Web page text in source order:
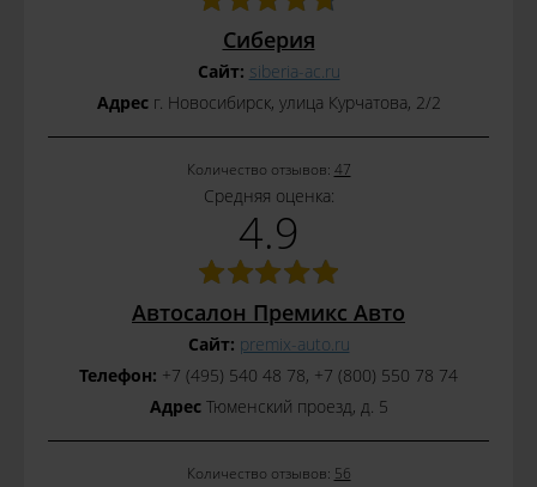
Сиберия
Сайт: siberia-ac.ru
Адресг. Новосибирск, улица Курчатова, 2/2
Количество отзывов: 47
Средняя оценка:
4.9
Автосалон Премикс Авто
Сайт: premix-auto.ru
Телефон: +7 (495) 540 48 78, +7 (800) 550 78 74
АдресТюменский проезд, д. 5
Количество отзывов: 56